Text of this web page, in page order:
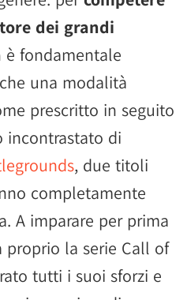
dei grandi
è fondamentale
una modalità
prescritto in seguito
incontrastato di
, due titoli
completamente
A imparare per prima
la serie Call of
tutti i suoi sforzi e